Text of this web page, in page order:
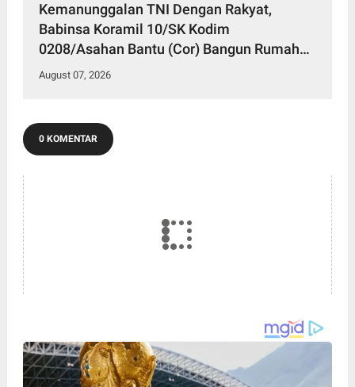
Kemanunggalan TNI Dengan Rakyat,
Babinsa Koramil 10/SK Kodim
0208/Asahan Bantu (Cor) Bangun Rumah
Warga
August 07, 2026
0 KOMENTAR